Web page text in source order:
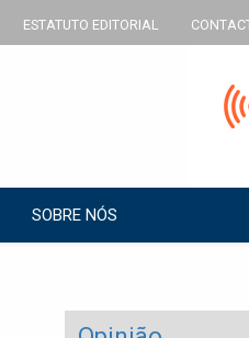
ESTATUTO EDITORIAL
SOBRE NÓS